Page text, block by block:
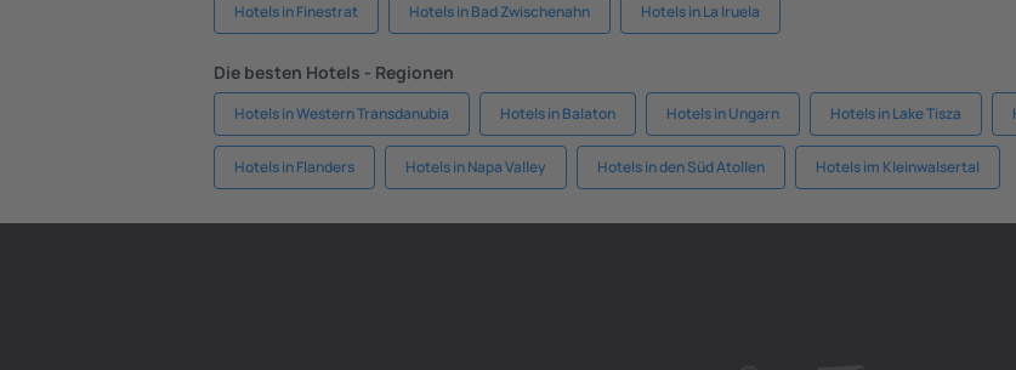
Hotels in Finestrat Hotels in Bad Zwischenahn Hotels in La Iruela
Die besten Hotels - Regionen
Hotels in Western Transdanubia Hotels in Balaton Hotels in Ungarn Hotels in Lake Tisza
Hotels in Flanders Hotels in Napa Valley Hotels in den Süd Atollen Hotels im Kleinwalsertal